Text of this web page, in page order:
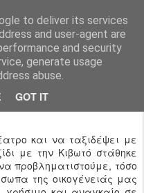
to deliver its services
and user-agent are
and security
generate usage
abuse.
GOT IT
Ιδιωτικό Δημοτικό Σχολείο "Ι.Μ.ΔΕΛΑΣΑΛ"
ΝΩΕ
και να ταξιδέψει με
με την Κιβωτό στάθηκε
προβληματιστούμε, τόσο
της οικογένειάς μας